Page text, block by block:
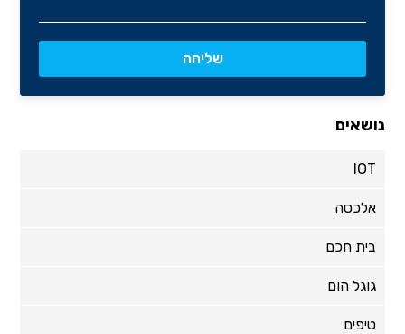
נושאים
IOT
אלכסה
בית חכם
גוגל הום
טיפים